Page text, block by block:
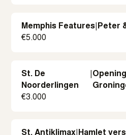
Memphis Features Peter
€5.000
St. De
Noorderlingen
€3.000
St. Antiklimax Hamlet